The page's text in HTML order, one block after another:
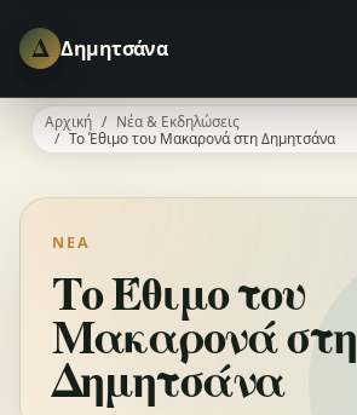
Δ Δημητσάνα
Αρχική
Νέα & Εκδηλώσεις
Το Έθιμο του Μακαρονά στη Δημητσάνα
ΝΈΑ
Το Έθιμο του
Μακαρονά στη
Δημητσάνα